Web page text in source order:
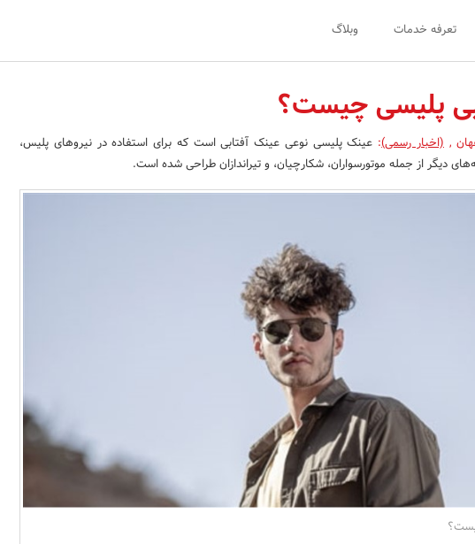
تعرفه خدمات وبلاگ
پلیسی چیست؟
,(اخبار رسمی): عینک پلیسی نوعی عینک آفتابی است که برای استفاده در نیروهای پلیس،
دیگر از جمله موتورسواران، شکارچیان، و تیراندازان طراحی شده است.